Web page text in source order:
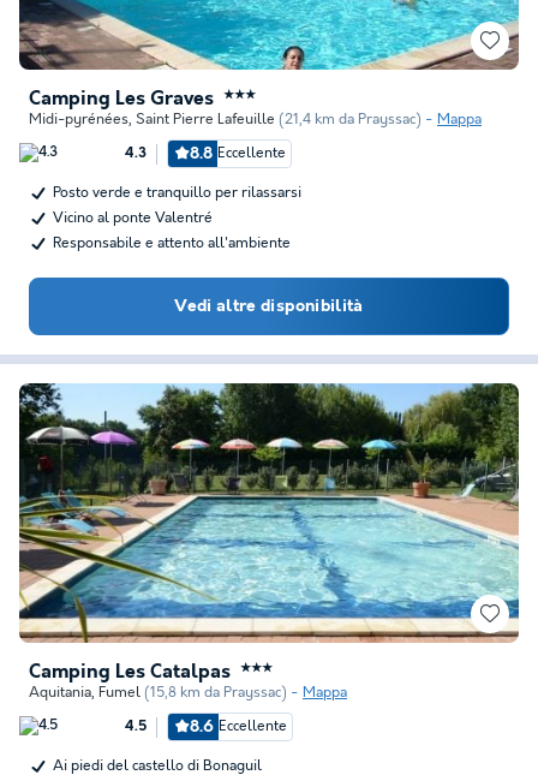
Camping Les Graves ★★★
Midi-pyrénées, Saint Pierre Lafeuille (21,4 km da Prayssac) Mappa
4.3 8.8 Eccellente
Posto verde e tranquillo per rilassarsi
Vicino al ponte Valentré
Responsabile e attento all'ambiente
Vedi altre disponibilità
Camping Les Catalpas ★★★
Aquitania, Fumel (15,8 km da Prayssac) Mappa
4.5 8.6 Eccellente
Ai piedi del castello di Bonaguil